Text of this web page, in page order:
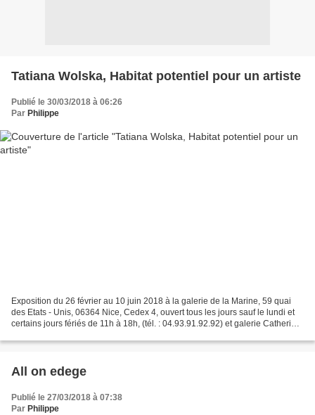
Tatiana Wolska, Habitat potentiel pour un artiste
Publié le 30/03/2018 à 06:26
Par Philippe
Exposition du 26 février au 10 juin 2018 à la galerie de la Marine, 59 quai
des Etats - Unis, 06364 Nice, Cedex 4, ouvert tous les jours sauf le lundi et
certains jours fériés de 11h à 18h, (tél. : 04.93.91.92.92) et galerie Catherine
All on edege
Publié le 27/03/2018 à 07:38
Par Philippe